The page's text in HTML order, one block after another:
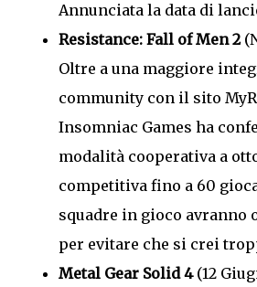
Annunciata la data di
Resistance: Fall of Men 2
Oltre a una maggiore
community con il sito
Insomniac Games ha
modalità cooperativa a
competitiva fino a 60
squadre in gioco
per evitare che si crei
Metal Gear Solid 4 (12